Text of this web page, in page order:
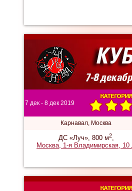
7 дек - 8 дек 2019
Карнавал, Москва
ДС «Луч», 800 м2,
Москва, 1-я Владимирская, 10